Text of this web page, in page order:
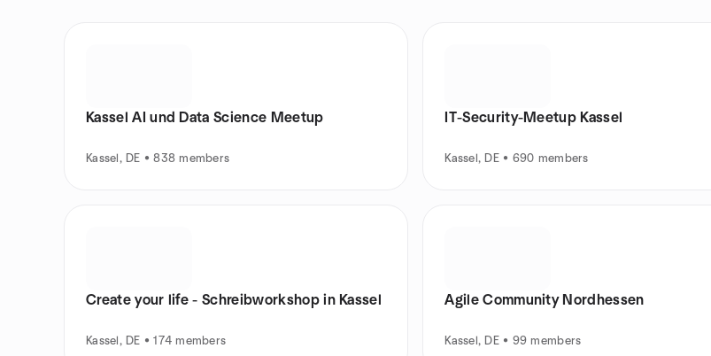
Kassel AI und Data Science Meetup
Kassel, DE • 838 members
IT-Security-Meetup Kassel
Kassel, DE • 690 members
Create your life - Schreibworkshop in Kassel
Kassel, DE • 174 members
Agile Community Nordhessen
Kassel, DE • 99 members